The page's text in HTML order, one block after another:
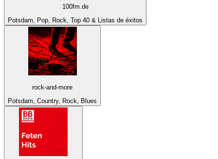
100fm.de
Potsdam, Pop, Rock, Top 40 & Listas de éxitos
rock-and-more
Potsdam, Country, Rock, Blues